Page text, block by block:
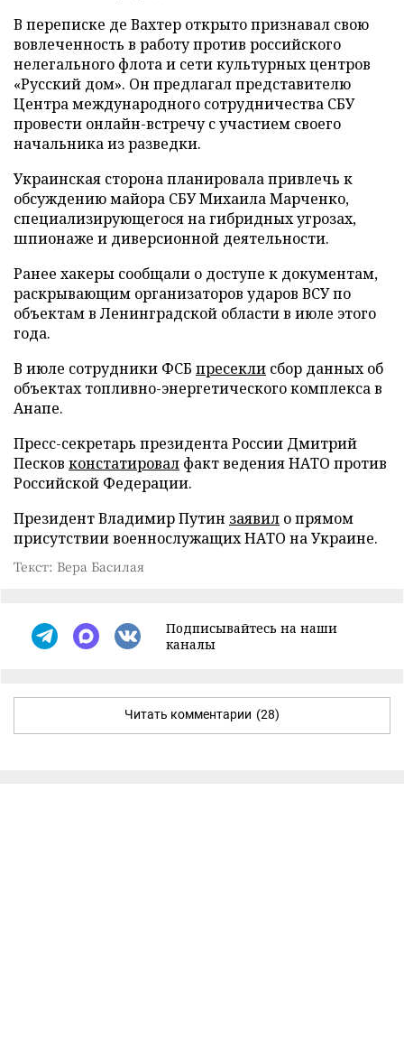
В переписке де Вахтер открыто признавал свою
вовлеченность в работу против российского
нелегального флота и сети культурных центров
«Русский дом». Он предлагал представителю
Центра международного сотрудничества СБУ
провести онлайн-встречу с участием своего
начальника из разведки.
Украинская сторона планировала привлечь к
обсуждению майора СБУ Михаила Марченко,
специализирующегося на гибридных угрозах,
шпионаже и диверсионной деятельности.
Ранее хакеры сообщали о доступе к документам,
раскрывающим организаторов ударов ВСУ по
объектам в Ленинградской области в июле этого
года.
В июле сотрудники ФСБ пресекли сбор данных об
объектах топливно-энергетического комплекса в
Анапе.
Пресс-секретарь президента России Дмитрий
Песков констатировал факт ведения НАТО против
Российской Федерации.
Президент Владимир Путин заявил о прямом
присутствии военнослужащих НАТО на Украине.
Текст: Вера Басилая
Подписывайтесь на наши
каналы
Читать комментарии (28)